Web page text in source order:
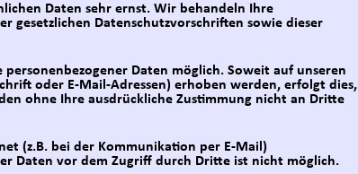
Daten sehr ernst. Wir behandeln Ihre
gesetzlichen Datenschutzvorschriften sowie dieser
Daten möglich. Soweit auf unseren
oder E-Mail-Adressen) erhoben werden, erfolgt dies,
ohne Ihre ausdrückliche Zustimmung nicht an Dritte
(z.B. bei der Kommunikation per E-Mail)
Daten vor dem Zugriff durch Dritte ist nicht möglich.